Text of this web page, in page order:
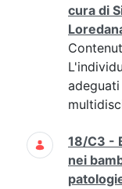
cura di
18/C3 -
nei